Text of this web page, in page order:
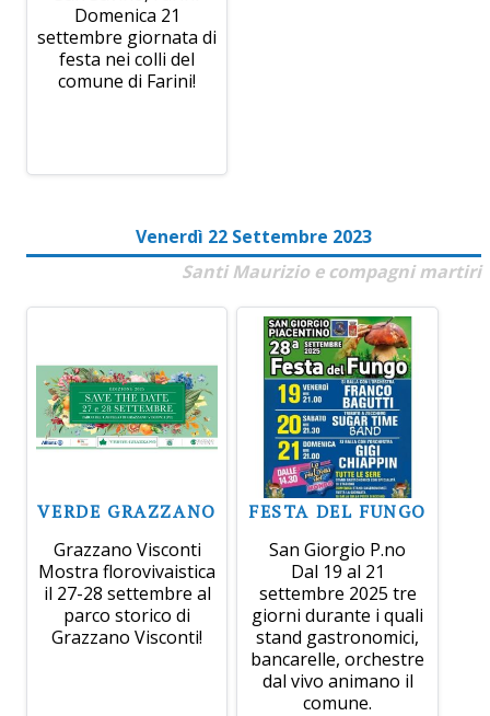
Domenica 21
settembre giornata di
festa nei colli del
comune di Farini!
Venerdì 22 Settembre 2023
Santi Maurizio e compagni martiri
VERDE GRAZZANO
Grazzano Visconti
Mostra florovivaistica
il 27-28 settembre al
parco storico di
Grazzano Visconti!
FESTA DEL FUNGO
San Giorgio P.no
Dal 19 al 21
settembre 2025 tre
giorni durante i quali
stand gastronomici,
bancarelle, orchestre
dal vivo animano il
comune.